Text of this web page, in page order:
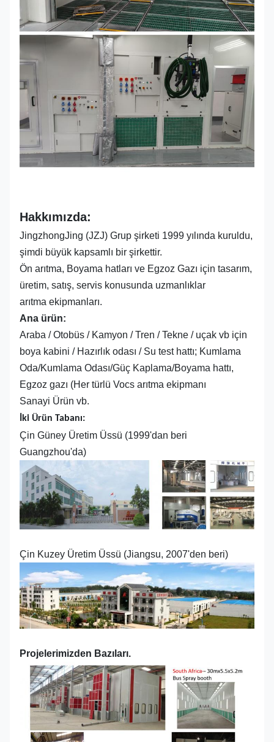
Hakkımızda:
JingzhongJing (JZJ) Grup şirketi 1999 yılında kuruldu,
şimdi büyük kapsamlı bir şirkettir.
Ön arıtma, Boyama hatları ve Egzoz Gazı için tasarım,
üretim, satış, servis konusunda uzmanlıklar
arıtma ekipmanları.
Ana ürün:
Araba / Otobüs / Kamyon / Tren / Tekne / uçak vb için
boya kabini / Hazırlık odası / Su test hattı; Kumlama
Oda/Kumlama Odası/Güç Kaplama/Boyama hattı,
Egzoz gazı (Her türlü Vocs arıtma ekipmanı
Sanayi Ürün vb.
İki Ürün Tabanı:
Çin Güney Üretim Üssü (1999'dan beri
Guangzhou'da)
Çin Kuzey Üretim Üssü (Jiangsu, 2007'den beri)
Projelerimizden Bazıları.